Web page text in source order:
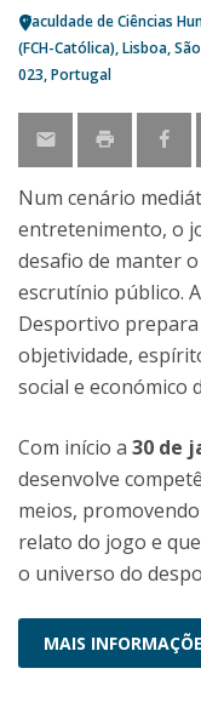
Faculdade de Ciências
(FCH-Católica) Lisboa
023 Portugal
Num cenário
entretenimento, o
desafio de manter
escrutínio público.
Desportivo
objetividade,
social e económico
Com início a 30 de
desenvolve
meios,
relato do jogo e
o universo do
MAIS